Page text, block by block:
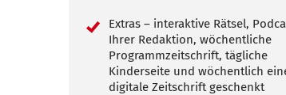
Extras – interaktive Rätsel,
Ihrer Redaktion, wöchentliche
Programmzeitschrift, tägliche
Kinderseite und wöchentlich
digitale Zeitschrift geschenkt